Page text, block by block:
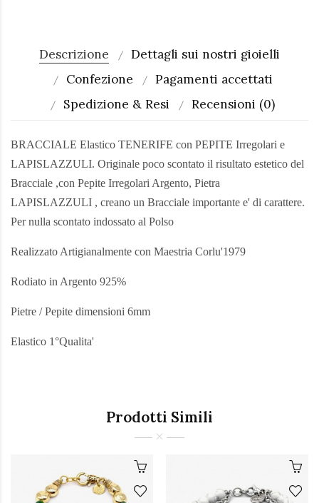
Descrizione
Dettagli sui nostri gioielli
Confezione
Pagamenti accettati
Spedizione & Resi
Recensioni (0)
BRACCIALE Elastico TENERIFE con PEPITE Irregolari e
LAPISLAZZULI. Originale poco scontato il risultato estetico del
Bracciale ,con Pepite Irregolari Argento, Pietra
LAPISLAZZULI , creano un Bracciale importante e' di carattere.
Per nulla scontato indossato al Polso
Realizzato Artigianalmente con Maestria Corlu'1979
Rodiato in Argento 925%
Pietre / Pepite dimensioni 6mm
Elastico 1°Qualita'
Prodotti Simili